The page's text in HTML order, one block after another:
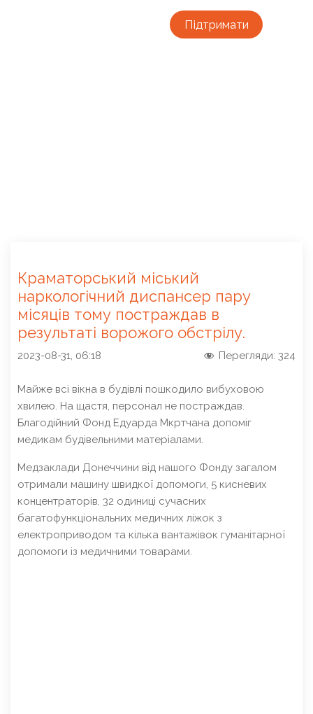
Підтримати
Краматорський міський
наркологічний диспансер пару
місяців тому постраждав в
результаті ворожого обстрілу.
2023-08-31, 06:18 Перегляди: 324
Майже всі вікна в будівлі пошкодило вибуховою
хвилею. На щастя, персонал не постраждав.
Благодійний Фонд Едуарда Мкртчана допоміг
медикам будівельними матеріалами.
Медзаклади Донеччини від нашого Фонду загалом
отримали машину швидкої допомоги, 5 кисневих
концентраторів, 32 одиниці сучасних
багатофункціональних медичних ліжок з
електроприводом та кілька вантажівок гуманітарної
допомоги із медичними товарами.